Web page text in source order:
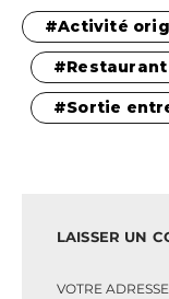
Activité
Sortie
LAISSER UN
VOTRE